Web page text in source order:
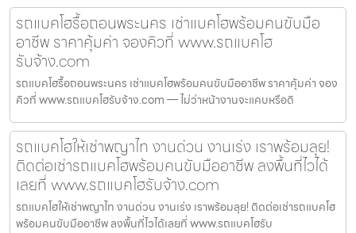
รถแบคโฮรื้อถอนพระนคร เช่าแบคโฮพร้อมคนขับมือ
อาชีพ ราคาคุ้มค่า จองคิวที่ www.รถแบคโฮ
รับจ้าง.com
รถแบคโฮรื้อถอนพระนคร เช่าแบคโฮพร้อมคนขับมืออาชีพ ราคาคุ้มค่า จอง
คิวที่ www.รถแบคโฮรับจ้าง.com — ไม่ว่าหน้างานจะแคบหรือดิ
รถแบคโฮให้เช่าพญาไท งานด่วน งานเร่ง เราพร้อมลุย!
ติดต่อเช่ารถแบคโฮพร้อมคนขับมืออาชีพ ลงพื้นที่ไวได้
เลยที่ www.รถแบคโฮรับจ้าง.com
รถแบคโฮให้เช่าพญาไท งานด่วน งานเร่ง เราพร้อมลุย! ติดต่อเช่ารถแบคโฮ
พร้อมคนขับมืออาชีพ ลงพื้นที่ไวได้เลยที่ www.รถแบคโฮรับ